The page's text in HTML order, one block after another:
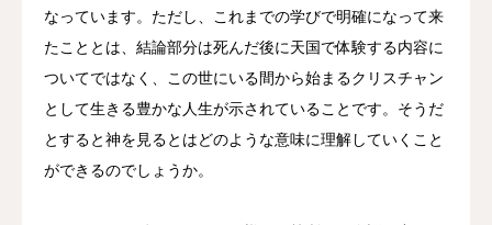
なっています。ただし、これまでの学びで明確になって来
たこととは、結論部分は死んだ後に天国で体験する内容に
ついてではなく、この世にいる間から始まるクリスチャン
として生きる豊かな人生が示されていることです。そうだ
とすると神を見るとはどのような意味に理解していくこと
ができるのでしょうか。